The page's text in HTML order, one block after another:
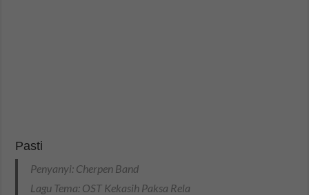
Pasti
Penyanyi: Cherpen Band
Lagu Tema: OST Kekasih Paksa Rela